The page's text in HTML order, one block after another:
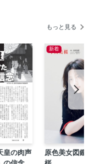
もっと見る
皇の肉声
新着
原色美女図鑑